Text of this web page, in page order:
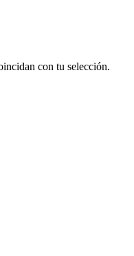
con tu selección.